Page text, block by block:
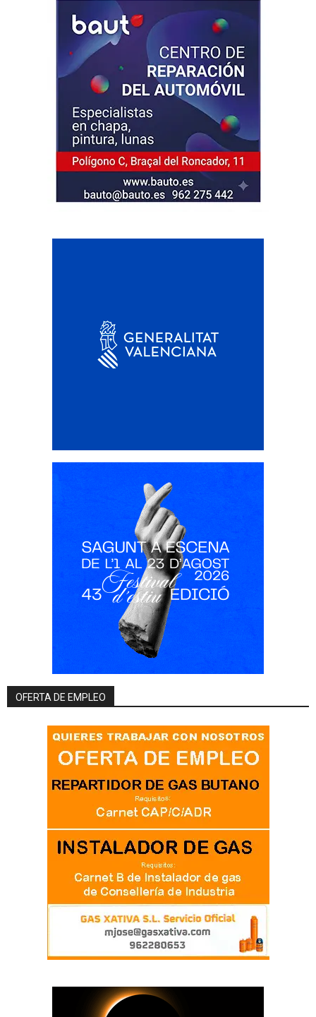
OFERTA DE EMPLEO